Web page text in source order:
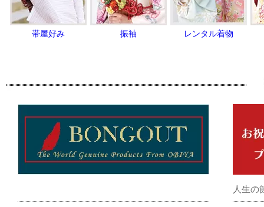
帯屋好み 振袖 レンタル着物
人生の